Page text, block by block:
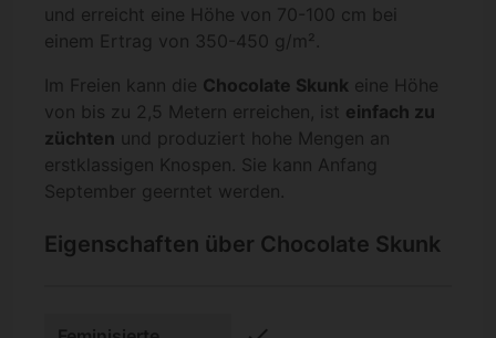
und erreicht eine Höhe von 70-100 cm bei
einem Ertrag von 350-450 g/m².
Im Freien kann die Chocolate Skunk eine Höhe
von bis zu 2,5 Metern erreichen, ist einfach zu
züchten und produziert hohe Mengen an
erstklassigen Knospen. Sie kann Anfang
September geerntet werden.
Eigenschaften über Chocolate Skunk